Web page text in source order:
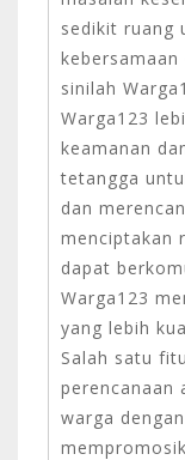
sedikit ruang
sinilah
Warga123
keamanan
tetangga
dan
menciptakan
dapat
Warga123
yang lebih
Salah satu
perencanaan
warga